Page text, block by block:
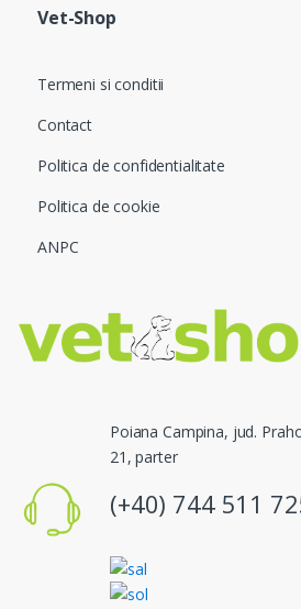
Vet-Shop
Termeni si conditii
Contact
Politica de confidentialitate
Politica de cookie
ANPC
Poiana Campina, jud.
21, parter
(+40) 744 511